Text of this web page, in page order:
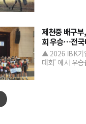
제천중 배구
회 우승…전국
▲ 2026 IBK기
대회' 에서 우